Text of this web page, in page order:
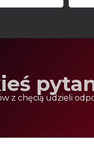
z chęcią udzieli